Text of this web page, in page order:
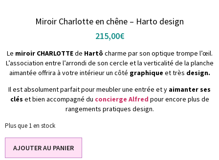
Miroir Charlotte en chêne – Harto design
215,00€
Le miroir CHARLOTTEde Hartô charme par son optique trompe l’œil.
L’association entre l’arrondi de son cercle et la verticalité de la planche
aimantée offrira à votre intérieur un côté graphique et très design.
Il est absolument parfait pour meubler une entrée et y aimanter ses
clés et bien accompagné du concierge Alfred pour encore plus de
rangements pratiques design.
Plus que 1 en stock
AJOUTER AU PANIER